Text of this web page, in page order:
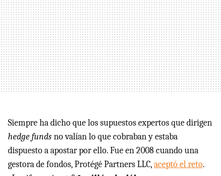
Siempre ha dicho que los supuestos expertos que dirigen
hedge fundsno valían lo que cobraban y estaba
dispuesto a apostar por ello. Fue en 2008 cuando una
gestora de fondos, Protégé Partners LLC,aceptó el reto.